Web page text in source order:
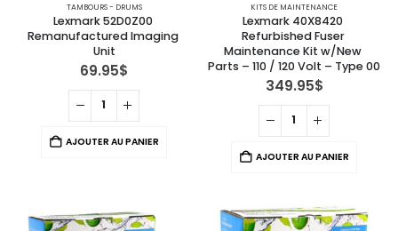
TAMBOURS - DRUMS
Lexmark 52D0Z00
Remanufactured Imaging
Unit
69.95$
AJOUTER AU PANIER
KITS DE MAINTENANCE
Lexmark 40X8420
Refurbished Fuser
Maintenance Kit w/New
Parts – 110 / 120 Volt – Type 00
349.95$
AJOUTER AU PANIER